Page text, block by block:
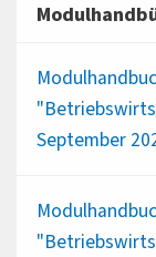
September